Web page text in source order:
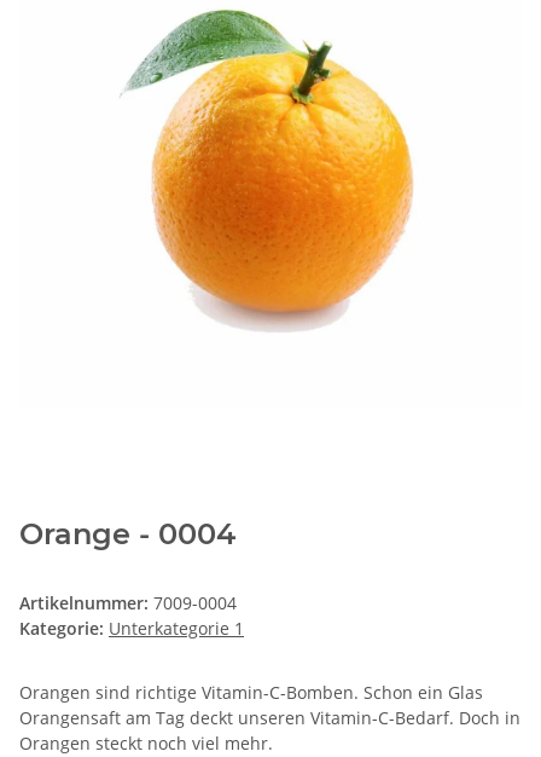
Orange - 0004
Artikelnummer: 7009-0004
Kategorie: Unterkategorie 1
Orangen sind richtige Vitamin-C-Bomben. Schon ein Glas
Orangensaft am Tag deckt unseren Vitamin-C-Bedarf. Doch in
Orangen steckt noch viel mehr.